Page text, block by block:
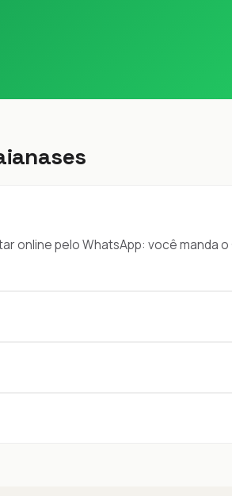
online pelo WhatsApp: você manda o